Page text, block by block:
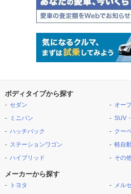
ボディタイプから探す
セダン
ミニバン
ハッチバック
ステーションワゴン
ハイブリッド
オー
SUV
クー
軽自
その
メーカーから探す
トヨタ
メル